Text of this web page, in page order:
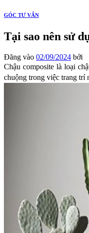
GÓC TƯ VẤN
Tại sao nên sử
Đăng vào 02/09/2024 bởi
Chậu composite là loại
chuộng trong việc trang trí